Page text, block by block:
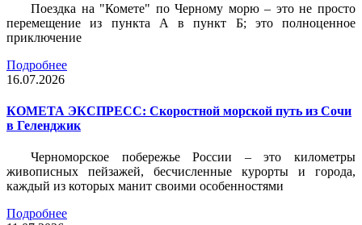
Поездка на "Комете" по Черному морю – это не просто
перемещение из пункта А в пункт Б; это полноценное
приключение
Подробнее
16.07.2026
КОМЕТА ЭКСПРЕСС: Скоростной морской путь из Сочи
в Геленджик
Черноморское побережье России – это километры
живописных пейзажей, бесчисленные курорты и города,
каждый из которых манит своими особенностями
Подробнее